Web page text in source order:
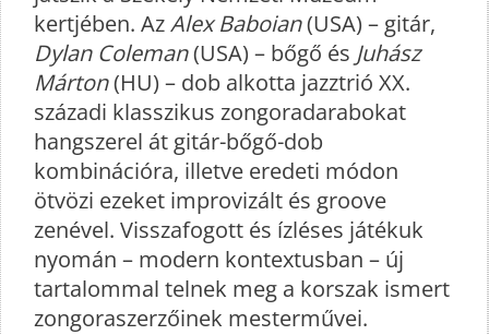
kertjében. AzAlex Baboian(USA) – gitár,
Dylan Coleman(USA) – bőgő és Juhász
Márton(HU) – dob alkotta jazztrió XX.
századi klasszikus zongoradarabokat
hangszerel át gitár-bőgő-dob
kombinációra, illetve eredeti módon
ötvözi ezeket improvizált és groove
zenével. Visszafogott és ízléses játékuk
nyomán – modern kontextusban – új
tartalommal telnek meg a korszak ismert
zongoraszerzőinek mesterművei.